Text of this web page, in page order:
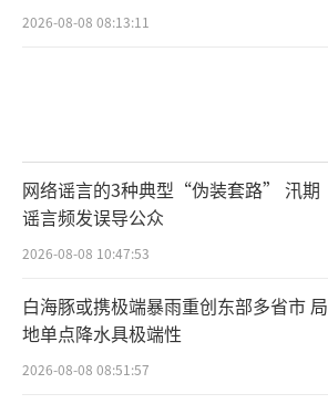
2026-08-08 08:13:11
网络谣言的3种典型“伪装套路” 汛期
谣言频发误导公众
2026-08-08 10:47:53
白海豚或携极端暴雨重创东部多省市 局
地单点降水具极端性
2026-08-08 08:51:57